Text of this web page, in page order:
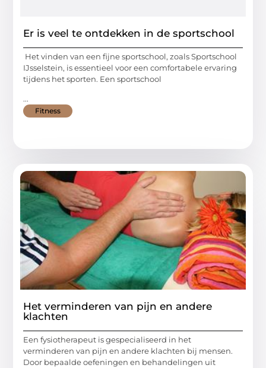
Er is veel te ontdekken in de sportschool
Het vinden van een fijne sportschool, zoals Sportschool
IJsselstein, is essentieel voor een comfortabele ervaring
tijdens het sporten. Een sportschool
...
Fitness
Het verminderen van pijn en andere
klachten
Een fysiotherapeut is gespecialiseerd in het
verminderen van pijn en andere klachten bij mensen.
Door bepaalde oefeningen en behandelingen uit